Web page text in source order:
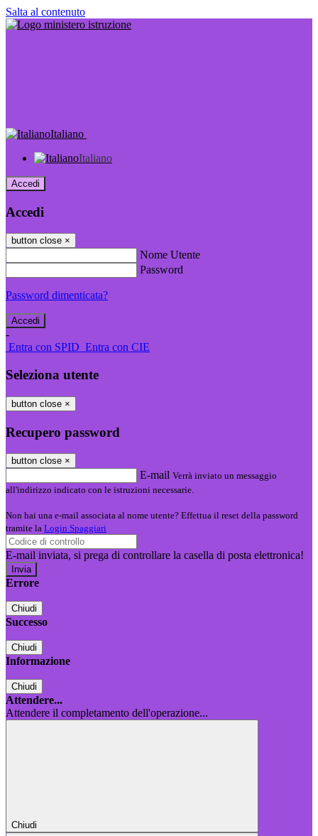
Salta al contenuto
Italiano
Italiano
Accedi
Accedi
button close ×
Nome Utente
Password
Password dimenticata?
-
Entra con SPID Entra con CIE
Seleziona utente
button close ×
Recupero password
button close ×
E-mail Verrà inviato un messaggio
all'indirizzo indicato con le istruzioni necessarie.
Non hai una e-mail associata al nome utente? Effettua il reset della password
tramite la Login Spaggiari
E-mail inviata, si prega di controllare la casella di posta elettronica!
Errore
Chiudi
Successo
Chiudi
Informazione
Chiudi
Attendere...
Attendere il completamento dell'operazione...
Chiudi